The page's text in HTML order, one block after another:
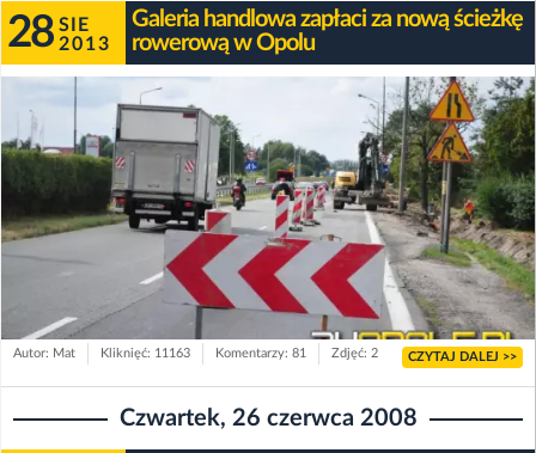
28 SIE
2013
Galeria handlowa zapłaci za nową ścieżkę
rowerową w Opolu
Autor: Mat Kliknięć: 11163 Komentarzy: 81 Zdjęć: 2 CZYTAJ DALEJ >>
Czwartek, 26 czerwca 2008